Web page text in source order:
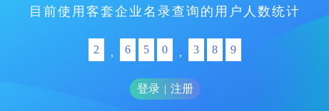
目前使用客套企业名录查询的用户人数统计
2 , 6 5 0 , 3 8 9
登录 | 注册